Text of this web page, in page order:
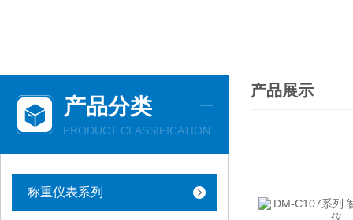
产品分类
PRODUCT CLASSIFICATION
称重仪表系列
产品展示